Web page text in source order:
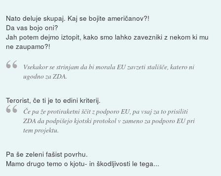
Nato deluje skupaj. Kaj se bojite američanov?!
Da vas bojo oni?
Jah potem dejmo iztopit, kako smo lahko zavezniki z nekom ki mu
ne zaupamo?!
Vsekakor se strinjam da bi morala EU zavzeti stališče, katero ni
ugodno za ZDA.
Terorist, če ti je to edini kriterij.
Če pa že protiraketni ščit z podporo EU, pa vsaj za to prisiliti
ZDA da podpišejo kjotski protokol v zameno za podporo EU pri
tem projektu.
Pa še zeleni fašist povrhu.
Mamo drugo temo o kjotu- in škodljivosti le tega...